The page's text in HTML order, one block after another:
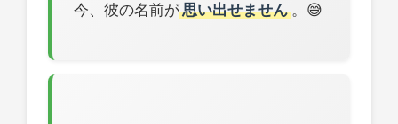
今、彼の名前が思い出せません。😅